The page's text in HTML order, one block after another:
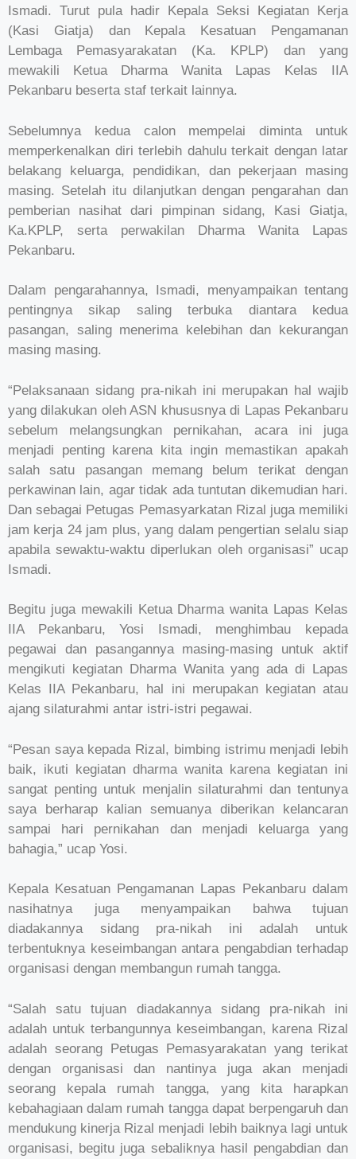
Ismadi. Turut pula hadir Kepala Seksi Kegiatan Kerja
(Kasi Giatja) dan Kepala Kesatuan Pengamanan
Lembaga Pemasyarakatan (Ka. KPLP) dan yang
mewakili Ketua Dharma Wanita Lapas Kelas IIA
Pekanbaru beserta staf terkait lainnya.
Sebelumnya kedua calon mempelai diminta untuk
memperkenalkan diri terlebih dahulu terkait dengan latar
belakang keluarga, pendidikan, dan pekerjaan masing
masing. Setelah itu dilanjutkan dengan pengarahan dan
pemberian nasihat dari pimpinan sidang, Kasi Giatja,
Ka.KPLP, serta perwakilan Dharma Wanita Lapas
Pekanbaru.
Dalam pengarahannya, Ismadi, menyampaikan tentang
pentingnya sikap saling terbuka diantara kedua
pasangan, saling menerima kelebihan dan kekurangan
masing masing.
“Pelaksanaan sidang pra-nikah ini merupakan hal wajib
yang dilakukan oleh ASN khususnya di Lapas Pekanbaru
sebelum melangsungkan pernikahan, acara ini juga
menjadi penting karena kita ingin memastikan apakah
salah satu pasangan memang belum terikat dengan
perkawinan lain, agar tidak ada tuntutan dikemudian hari.
Dan sebagai Petugas Pemasyarkatan Rizal juga memiliki
jam kerja 24 jam plus, yang dalam pengertian selalu siap
apabila sewaktu-waktu diperlukan oleh organisasi” ucap
Ismadi.
Begitu juga mewakili Ketua Dharma wanita Lapas Kelas
IIA Pekanbaru, Yosi Ismadi, menghimbau kepada
pegawai dan pasangannya masing-masing untuk aktif
mengikuti kegiatan Dharma Wanita yang ada di Lapas
Kelas IIA Pekanbaru, hal ini merupakan kegiatan atau
ajang silaturahmi antar istri-istri pegawai.
“Pesan saya kepada Rizal, bimbing istrimu menjadi lebih
baik, ikuti kegiatan dharma wanita karena kegiatan ini
sangat penting untuk menjalin silaturahmi dan tentunya
saya berharap kalian semuanya diberikan kelancaran
sampai hari pernikahan dan menjadi keluarga yang
bahagia,” ucap Yosi.
Kepala Kesatuan Pengamanan Lapas Pekanbaru dalam
nasihatnya juga menyampaikan bahwa tujuan
diadakannya sidang pra-nikah ini adalah untuk
terbentuknya keseimbangan antara pengabdian terhadap
organisasi dengan membangun rumah tangga.
“Salah satu tujuan diadakannya sidang pra-nikah ini
adalah untuk terbangunnya keseimbangan, karena Rizal
adalah seorang Petugas Pemasyarakatan yang terikat
dengan organisasi dan nantinya juga akan menjadi
seorang kepala rumah tangga, yang kita harapkan
kebahagiaan dalam rumah tangga dapat berpengaruh dan
mendukung kinerja Rizal menjadi lebih baiknya lagi untuk
organisasi, begitu juga sebaliknya hasil pengabdian dan